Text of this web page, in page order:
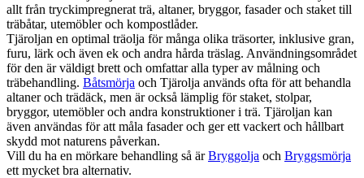
allt från tryckimpregnerat trä, altaner, bryggor, fasader och staket till
träbåtar, utemöbler och kompostlåder.
Tjäroljan en optimal träolja för många olika träsorter, inklusive gran,
furu, lärk och även ek och andra hårda träslag. Användningsområdet
för den är väldigt brett och omfattar alla typer av målning och
träbehandling. Båtsmörja och Tjärolja används ofta för att behandla
altaner och trädäck, men är också lämplig för staket, stolpar,
bryggor, utemöbler och andra konstruktioner i trä. Tjäroljan kan
även användas för att måla fasader och ger ett vackert och hållbart
skydd mot naturens påverkan.
Vill du ha en mörkare behandling så ärBryggolja och Bryggsmörja
ett mycket bra alternativ.